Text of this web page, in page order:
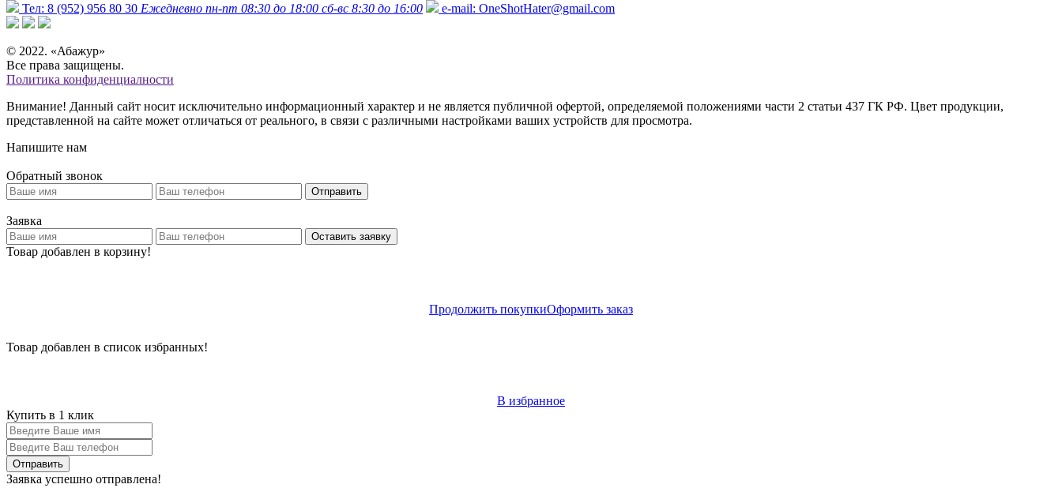
Тел: 8 (952) 956 80 30 Ежедневно пн-пт 08:30 до 18:00 сб-вс 8:30 до 16:00 e-mail: OneShotHater@gmail.com
© 2022. «Абажур»
Все права защищены.
Политика конфиденциалности
Внимание! Данный сайт носит исключительно информационный характер и не является публичной офертой, определяемой положениями части 2 статьи 437 ГК РФ. Цвет продукции,
представленной на сайте может отличаться от реального, в связи с различными настройками ваших устройств для просмотра.
Напишите нам
Обратный звонок
Отправить
Заявка
Оставить заявку
Товар добавлен в корзину!
Продолжить покупкиОформить заказ
Товар добавлен в список избранных!
В избранное
Купить в 1 клик
Заявка успешно отправлена!